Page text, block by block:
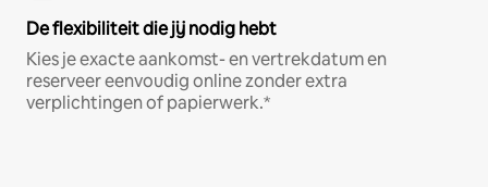
De flexibiliteit die jij nodig hebt
Kies je exacte aankomst- en vertrekdatum en
reserveer eenvoudig online zonder extra
verplichtingen of papierwerk.*